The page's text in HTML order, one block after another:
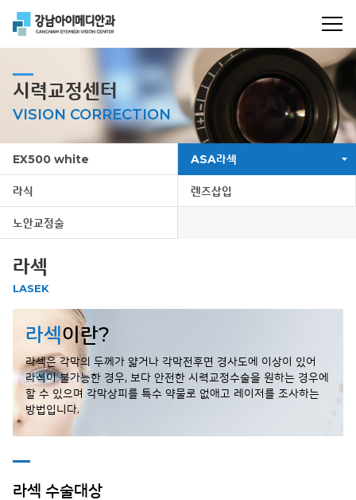
시력교정센터
VISION CORRECTION
EX500 white ASA라섹
라식 렌즈삽입
노안교정술
라섹
LASEK
라섹이란?
라섹은 각막의 두께가 얇거나 각막전후면 경사도에 이상이 있어
라식이 불가능한 경우, 보다 안전한 시력교정수술을 원하는 경우에
할 수 있으며 각막상피를 특수 약물로 없애고 레이저를 조사하는
방법입니다.
라섹 수술대상